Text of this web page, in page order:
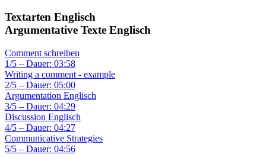
Textarten Englisch
Argumentative Texte Englisch
Comment schreiben
1/5 – Dauer: 03:58
Writing a comment - example
2/5 – Dauer: 05:00
Argumentation Englisch
3/5 – Dauer: 04:29
Discussion Englisch
4/5 – Dauer: 04:27
Communicative Strategies
5/5 – Dauer: 04:56